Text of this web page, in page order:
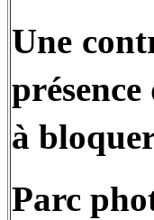
Une
à
Parc